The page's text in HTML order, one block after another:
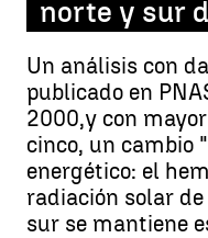
norte y sur
Un análisis con
publicado en
2000,y con
cinco, un cambio
energético: el
radiación solar
sur se mantiene